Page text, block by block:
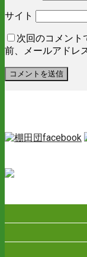
サイト
次回のコメント
前、メールアドレ